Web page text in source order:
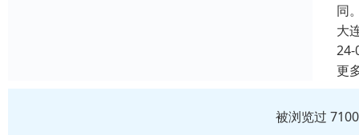
同
大
24-
更
被浏览过